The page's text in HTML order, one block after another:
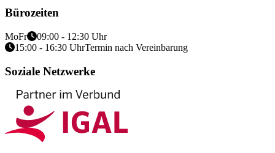
Bürozeiten
MoFr
09:00 - 12:30 Uhr
15:00 - 16:30 UhrTermin nach Vereinbarung
Soziale Netzwerke